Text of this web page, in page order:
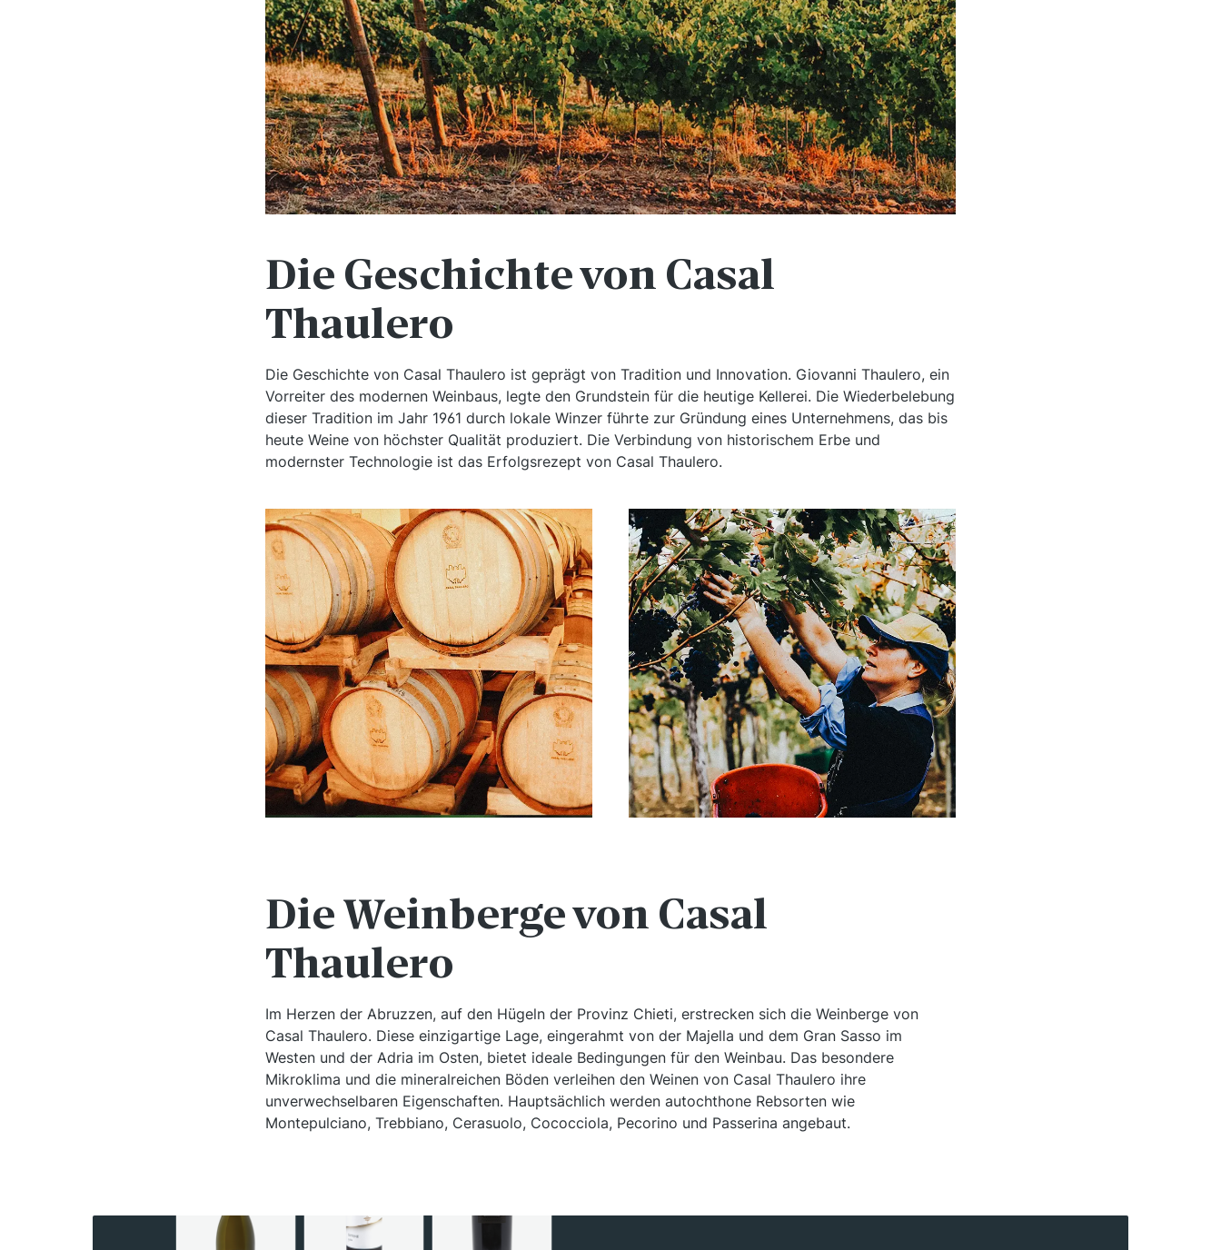
Die Geschichte von Casal
Thaulero
Die Geschichte von Casal Thaulero ist geprägt von Tradition und Innovation. Giovanni Thaulero, ein
Vorreiter des modernen Weinbaus, legte den Grundstein für die heutige Kellerei. Die Wiederbelebung
dieser Tradition im Jahr 1961 durch lokale Winzer führte zur Gründung eines Unternehmens, das bis
heute Weine von höchster Qualität produziert. Die Verbindung von historischem Erbe und
modernster Technologie ist das Erfolgsrezept von Casal Thaulero.
Die Weinberge von Casal
Thaulero
Im Herzen der Abruzzen, auf den Hügeln der Provinz Chieti, erstrecken sich die Weinberge von
Casal Thaulero. Diese einzigartige Lage, eingerahmt von der Majella und dem Gran Sasso im
Westen und der Adria im Osten, bietet ideale Bedingungen für den Weinbau. Das besondere
Mikroklima und die mineralreichen Böden verleihen den Weinen von Casal Thaulero ihre
unverwechselbaren Eigenschaften. Hauptsächlich werden autochthone Rebsorten wie
Montepulciano, Trebbiano, Cerasuolo, Cococciola, Pecorino und Passerina angebaut.